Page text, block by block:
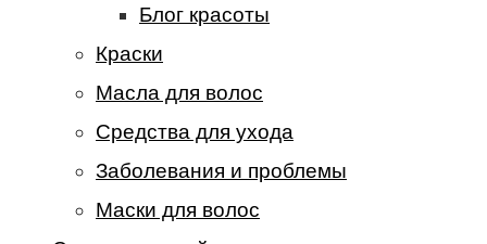
Блог красоты
Краски
Масла для волос
Средства для ухода
Заболевания и проблемы
Маски для волос